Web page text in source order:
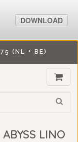
(NL + BE)
LINO
DOWNLOAD
DOWNLOAD